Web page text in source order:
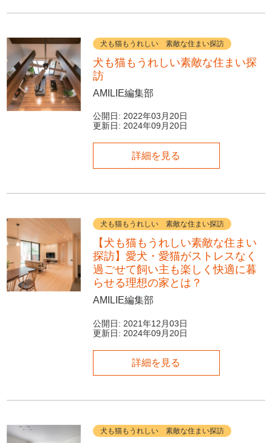
犬も猫もうれしい 素敵な住まい探訪
犬も猫もうれしい素敵な住まい探
訪
AMILIE編集部
公開日: 2022年03月20日
更新日: 2024年09月20日
詳細を見る
犬も猫もうれしい 素敵な住まい探訪
【犬も猫もうれしい素敵な住まい
探訪】愛犬・愛猫がストレスなく
過ごせて飼い主も楽しく快適に暮
らせる理想の家とは？
AMILIE編集部
公開日: 2021年12月03日
更新日: 2024年09月20日
詳細を見る
犬も猫もうれしい 素敵な住まい探訪